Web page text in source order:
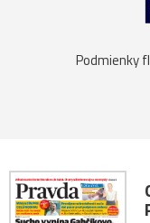
Podmienky